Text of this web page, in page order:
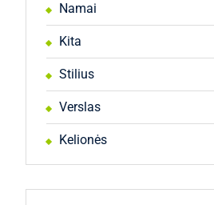
Namai
Kita
Stilius
Verslas
Kelionės